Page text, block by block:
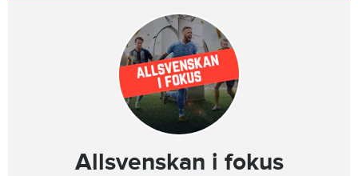
Allsvenskan i fokus